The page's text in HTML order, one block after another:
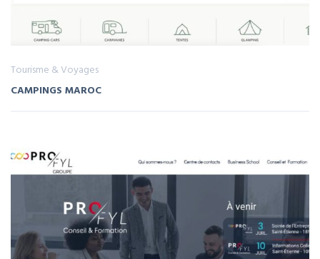
Tourisme & Voyages
CAMPINGS MAROC